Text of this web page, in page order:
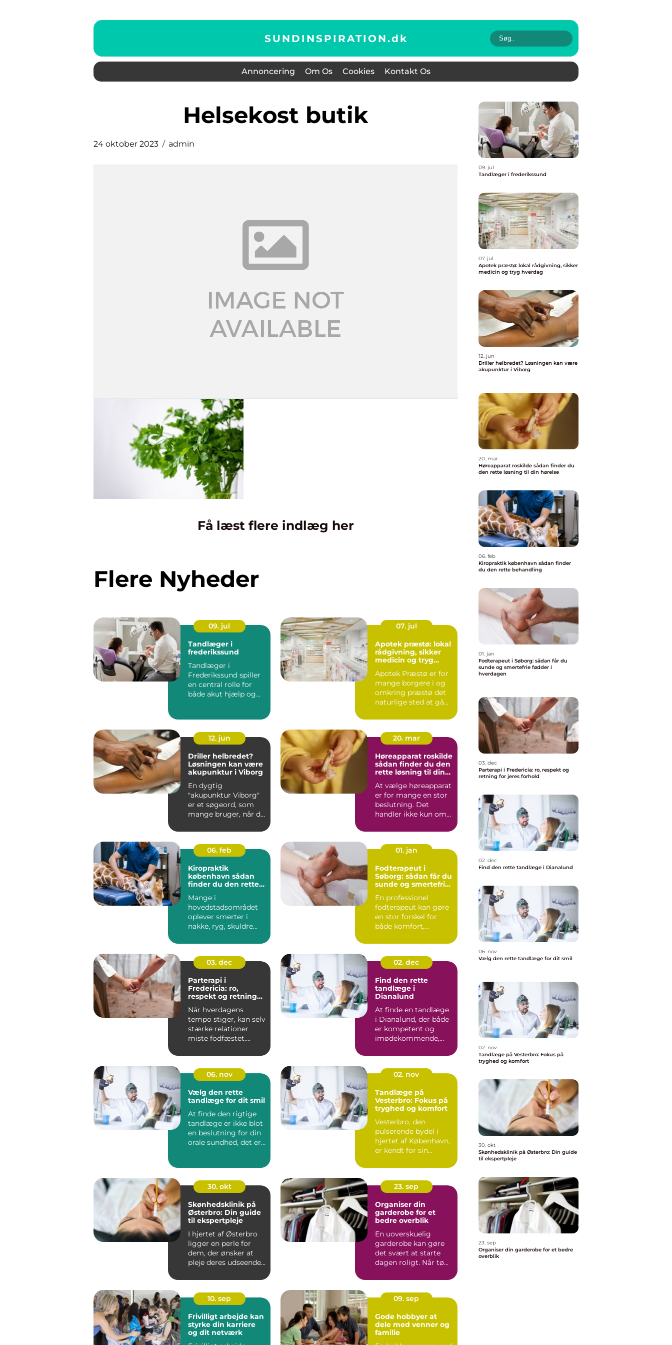
SUNDINSPIRATION.dk
Annoncering Om Os Cookies Kontakt Os
helsekost butik
24 oktober 2023 admin
Få læst flere indlæg her
Flere Nyheder
09. jul
Tandlæger i
frederikssund
Tandlæger i
Frederikssund spiller
en central rolle for
både akut hjælp og
07. jul
Apotek præstø: lokal
rådgivning, sikker
medicin og tryg
Apotek Præstø er for
mange borgere i og
omkring præstø det
naturlige sted at gå
s...
12. jun
Driller helbredet?
Løsningen kan være
akupunktur i Viborg
En dygtig
"akupunktur Viborg"
er et søgeord, som
mange bruger, når de
20. mar
Høreapparat roskilde
sådan finder du den
rette løsning til din
At vælge høreapparat
er for mange en stor
beslutning. Det
handler ikke kun om
...
06. feb
Kiropraktik
københavn sådan
finder du den rette
Mange i
hovedstadsområdet
oplever smerter i
nakke, ryg, skuldre
stillesiddend...
01. jan
Fodterapeut i
Søborg: sådan får du
sunde og smertefrie
En professionel
fodterapeut kan gøre
en stor forskel for
både komfort,
03. dec
Parterapi i
Fredericia: ro,
respekt og retning
Når hverdagens
tempo stiger, kan selv
stærke relationer
miste fodfæstet.
02. dec
Find den rette
tandlæge i
Dianalund
At finde en tandlæge
i Dianalund, der både
er kompetent og
imødekommende,
06. nov
Vælg den rette
tandlæge for dit smil
At finde den rigtige
tandlæge er ikke blot
en beslutning for din
orale sundhed, det er
02. nov
Tandlæge på
Vesterbro: Fokus på
tryghed og komfort
Vesterbro, den
pulserende bydel i
hjertet af København,
er kendt for sin
30. okt
Skønhedsklinik på
Østerbro: Din guide
til ekspertpleje
I hjertet af Østerbro
ligger en perle for
dem, der ønsker at
pleje deres udseende
23. sep
Organiser din
garderobe for et
bedre overblik
En uoverskuelig
garderobe kan gøre
det svært at starte
dagen roligt. Når tø...
10. sep
Frivilligt arbejde kan
styrke din karriere
og dit netværk
09. sep
Gode hobbyer at
dele med venner og
familie
09. jul
Tandlæger i frederikssund
07. jul
Apotek præstø: lokal rådgivning, sikker
medicin og tryg hverdag
12. jun
Driller helbredet? Løsningen kan være
akupunktur i Viborg
20. mar
Høreapparat roskilde sådan finder du
den rette løsning til din hørelse
06. feb
Kiropraktik københavn sådan finder
du den rette behandling
01. jan
Fodterapeut i Søborg: sådan får du
sunde og smertefrie fødder i
hverdagen
03. dec
Parterapi i Fredericia: ro, respekt og
retning for jeres forhold
02. dec
Find den rette tandlæge i Dianalund
06. nov
Vælg den rette tandlæge for dit smil
02. nov
Tandlæge på Vesterbro: Fokus på
tryghed og komfort
30. okt
Skønhedsklinik på Østerbro: Din guide
til ekspertpleje
23. sep
Organiser din garderobe for et bedre
overblik